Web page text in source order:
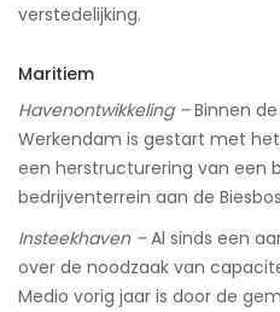
verstedelijking.
Maritiem
Havenontwikkeling –Binnen
Werkendam is gestart met
een herstructurering van een
bedrijventerrein aan de
Insteekhaven –Al sinds een
over de noodzaak van
Medio vorig jaar is door de